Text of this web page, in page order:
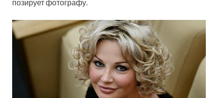
позирует фотографу.